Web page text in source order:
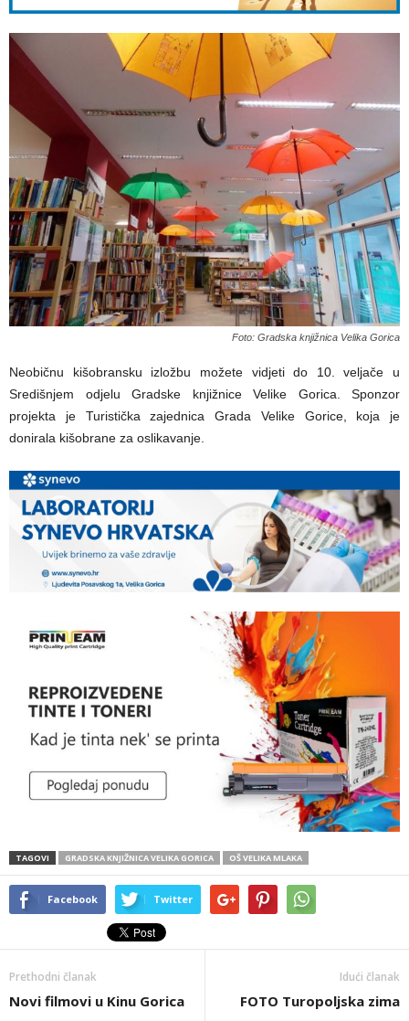
Foto: Gradska knjižnica Velika Gorica
Neobičnu kišobransku izložbu možete vidjeti do 10. veljače u
Središnjem odjelu Gradske knjižnice Velike Gorica. Sponzor
projekta je Turistička zajednica Grada Velike Gorice, koja je
donirala kišobrane za oslikavanje.
TAGOVI GRADSKA KNJIŽNICA VELIKA GORICA OŠ VELIKA MLAKA
Facebook Twitter
Prethodni članak
Novi filmovi u Kinu Gorica
Idući članak
FOTO Turopoljska zima